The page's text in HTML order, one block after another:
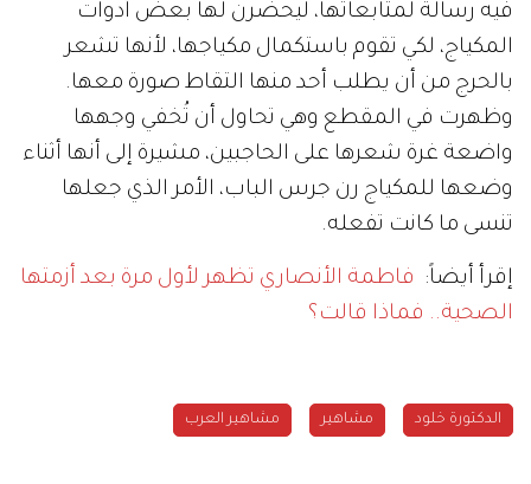
فيه رسالة لمتابعاتها، ليحضرن لها بعض أدوات
المكياج، لكي تقوم باستكمال مكياجها، لأنها تشعر
بالحرج من أن يطلب أحد منها التقاط صورة معها.
وظهرت في المقطع وهي تحاول أن تُخفي وجهها
واضعة غرة شعرها على الحاجبين، مشيرة إلى أنها أثناء
وضعها للمكياج رن جرس الباب، الأمر الذي جعلها
تنسى ما كانت تفعله.
إقرأ أيضاً: فاطمة الأنصاري تظهر لأول مرة بعد أزمتها
الصحية.. فماذا قالت؟
الدكتورة خلود مشاهير مشاهير العرب